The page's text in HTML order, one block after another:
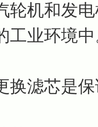
轮机和发
工业环境
换滤芯是